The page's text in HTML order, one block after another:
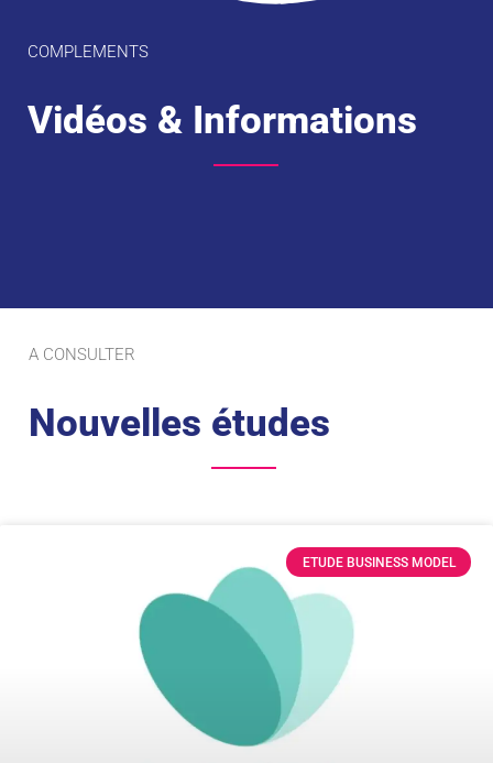
COMPLEMENTS
Vidéos & Informations
A CONSULTER
Nouvelles études
ETUDE BUSINESS MODEL